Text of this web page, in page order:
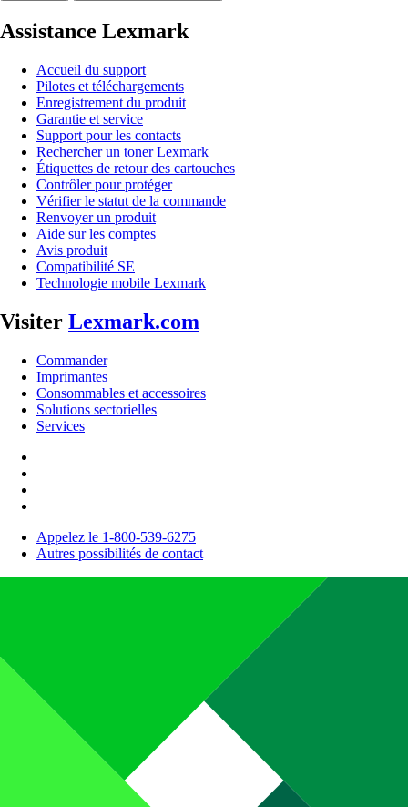
Assistance Lexmark
Accueil du support
Pilotes et téléchargements
Enregistrement du produit
Garantie et service
Support pour les contacts
Rechercher un toner Lexmark
Étiquettes de retour des cartouches
Contrôler pour protéger
Vérifier le statut de la commande
Renvoyer un produit
Aide sur les comptes
Avis produit
Compatibilité SE
Technologie mobile Lexmark
Visiter Lexmark.com
Commander
Imprimantes
Consommables et accessoires
Solutions sectorielles
Services
Appelez le 1-800-539-6275
Autres possibilités de contact